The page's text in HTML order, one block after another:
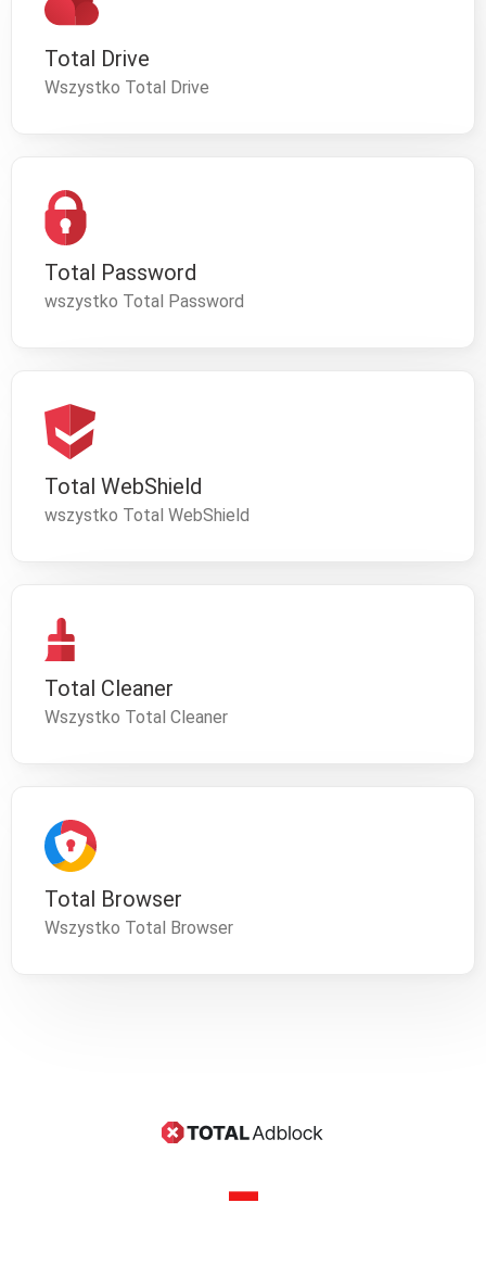
Total Drive
Wszystko Total Drive
Total Password
wszystko Total Password
Total WebShield
wszystko Total WebShield
Total Cleaner
Wszystko Total Cleaner
Total Browser
Wszystko Total Browser